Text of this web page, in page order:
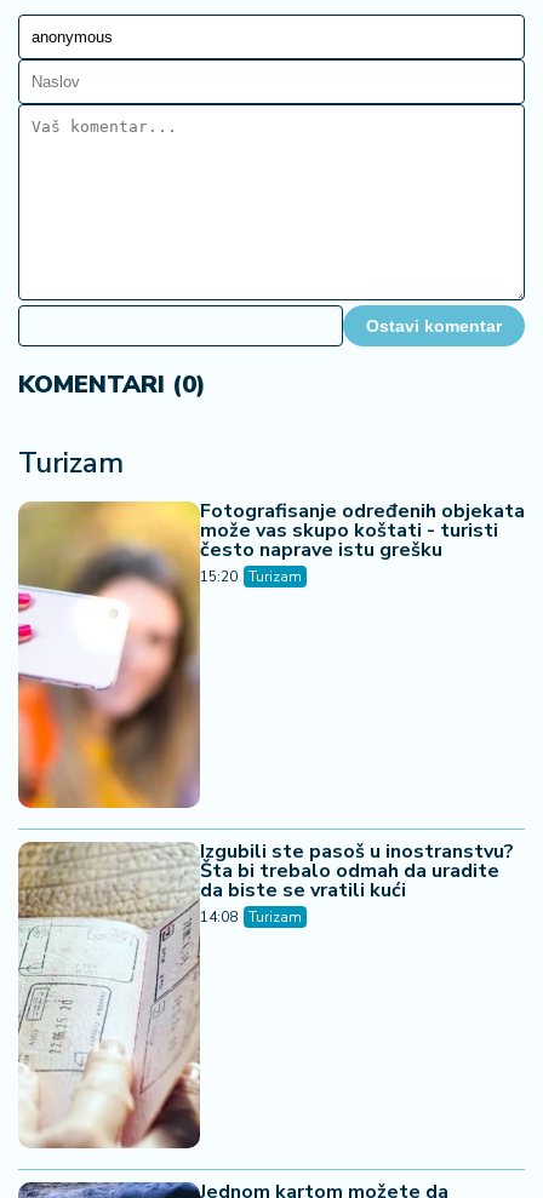
Ostavi komentar
KOMENTARI (0)
Turizam
Fotografisanje određenih objekata
može vas skupo koštati - turisti
često naprave istu grešku
15:20 Turizam
Izgubili ste pasoš u inostranstvu?
Šta bi trebalo odmah da uradite
da biste se vratili kući
14:08 Turizam
Jednom kartom možete da